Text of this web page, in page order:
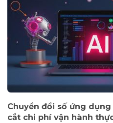
Chuyển đổi số ứng
cắt chi phí vận hành